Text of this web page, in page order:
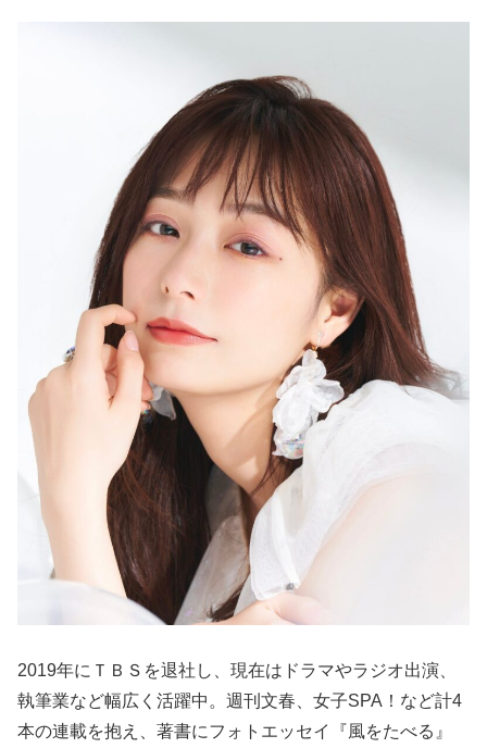
2019年にＴＢＳを退社し、現在はドラマやラジオ出演、
執筆業など幅広く活躍中。週刊文春、女子SPA！など計4
本の連載を抱え、著書にフォトエッセイ『風をたべる』